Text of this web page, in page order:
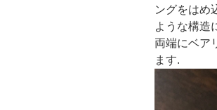
ングをはめ
ような構造
両端にベア
ます.